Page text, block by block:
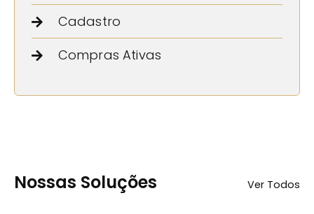
Cadastro
Compras Ativas
Nossas Soluções Ver Todos